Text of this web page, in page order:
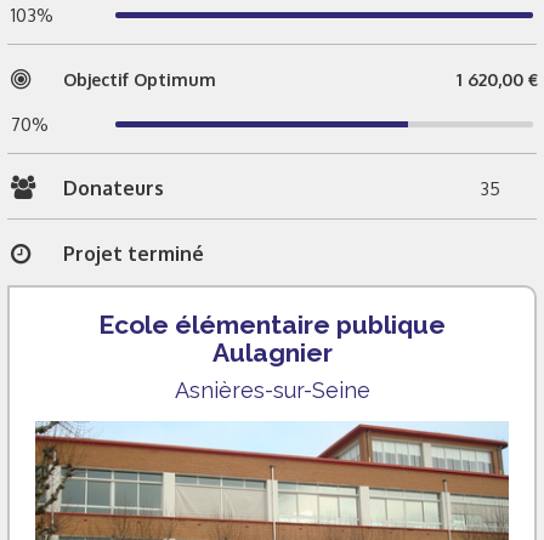
103%
Objectif Optimum 1 620,00 €
70%
Donateurs 35
Projet terminé
Ecole élémentaire publique
Aulagnier
Asnières-sur-Seine